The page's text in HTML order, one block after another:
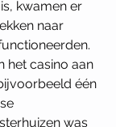
kwamen er
naar
het casino aan
één
was